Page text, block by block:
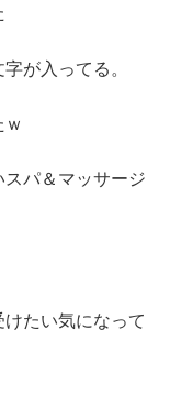
が入ってる。
パ＆マッサージ
たい気になって